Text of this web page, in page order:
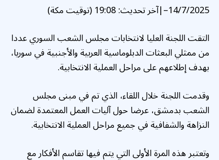
14/7/2025
–
|آخر تحديث:19:08 (توقيت مكة)
التقت اللجنة العليا لانتخابات مجلس الشعب السوري عددا
من ممثلي البعثات الدبلوماسية العربية والأجنبية في سوريا،
بهدف إطلاعهم على مراحل العملية الانتخابية.
وقدمت اللجنة خلال اللقاء، الذي تم في مبنى مجلس
الشعب بدمشق، عرضا حول آليات العمل المعتمدة لضمان
النزاهة والشفافية في جميع مراحل العملية الانتخابية.
وتعتبر هذه المرة الأولى التي يتم فيها تقاسم الأفكار مع